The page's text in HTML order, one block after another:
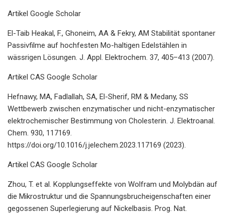
Artikel Google Scholar
El-Taib Heakal, F., Ghoneim, AA & Fekry, AM Stabilität spontaner
Passivfilme auf hochfesten Mo-haltigen Edelstählen in
wässrigen Lösungen. J. Appl. Elektrochem. 37, 405–413 (2007).
Artikel CAS Google Scholar
Hefnawy, MA, Fadlallah, SA, El-Sherif, RM & Medany, SS
Wettbewerb zwischen enzymatischer und nicht-enzymatischer
elektrochemischer Bestimmung von Cholesterin. J. Elektroanal.
Chem. 930, 117169.
https://doi.org/10.1016/j.jelechem.2023.117169 (2023).
Artikel CAS Google Scholar
Zhou, T. et al. Kopplungseffekte von Wolfram und Molybdän auf
die Mikrostruktur und die Spannungsbrucheigenschaften einer
gegossenen Superlegierung auf Nickelbasis. Prog. Nat.